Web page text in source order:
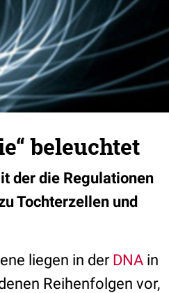
beleuchtet
der die Regulationen
Tochterzellen und
liegen in der DNA in
Reihenfolgen vor,